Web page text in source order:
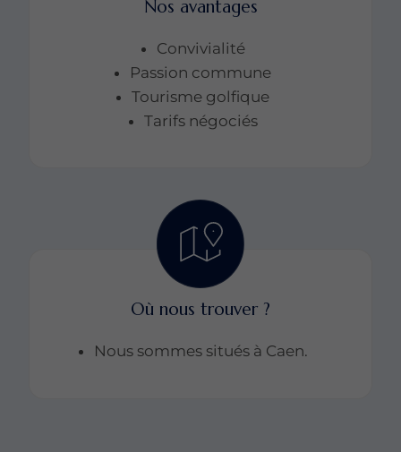
Nos avantages
Convivialité
Passion commune
Tourisme golfique
Tarifs négociés
Où nous trouver ?
Nous sommes situés à Caen.